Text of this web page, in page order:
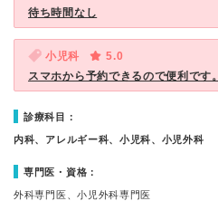
待ち時間なし
小児科
5.0
スマホから予約できるので便利です。
診療科目：
内科、アレルギー科、小児科、小児外科
専門医・資格：
外科専門医、小児外科専門医